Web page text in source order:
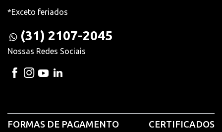
*Exceto feriados
(31) 2107-2045
Nossas Redes Sociais
FORMAS DE PAGAMENTO CERTIFICADOS